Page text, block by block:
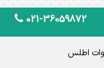
021-36059872